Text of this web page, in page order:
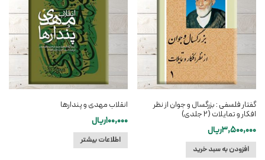
گفتار فلسفی : بزرگسال و جوان از نظر
افکار و تمایلات (۲ جلدی)
3,500,000ریال
افزودن به سبد خرید
انقلاب مهدی و پندارها
100,000ریال
اطلاعات بیشتر